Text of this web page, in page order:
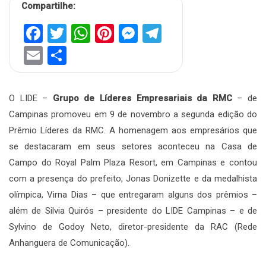
Compartilhe:
Facebook
Twitter
WhatsApp
Pinterest
Messenger
Email
O LIDE – Grupo de Líderes Empresariais da RMC– de
Campinas promoveu em 9 de novembro a segunda edição do
Prêmio Líderes da RMC. A homenagem aos empresários que
se destacaram em seus setores aconteceu na Casa de
Campo do Royal Palm Plaza Resort, em Campinas e contou
com a presença do prefeito, Jonas Donizette e da medalhista
olímpica, Virna Dias – que entregaram alguns dos prêmios –
além de Silvia Quirós – presidente do LIDE Campinas – e de
Sylvino de Godoy Neto, diretor-presidente da RAC (Rede
Anhanguera de Comunicação).